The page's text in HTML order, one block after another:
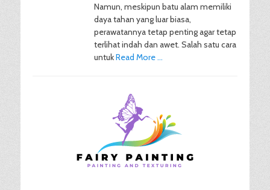
Namun, meskipun batu alam memiliki
daya tahan yang luar biasa,
perawatannya tetap penting agar tetap
terlihat indah dan awet. Salah satu cara
untukRead More …